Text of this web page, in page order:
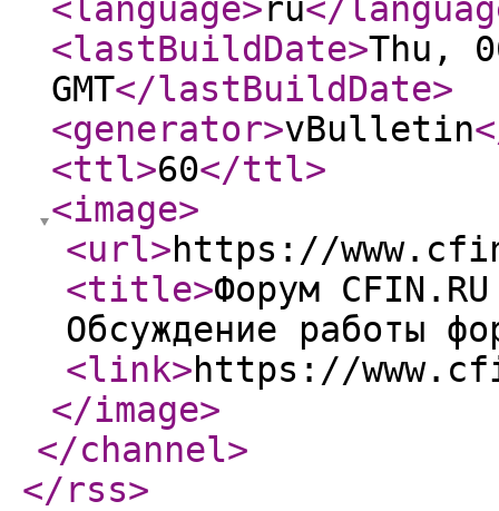
<language>ru</
<lastBuildDate>Thu,
GMT</lastBuildDate>
<generator>vBulletin
<ttl>60</ttl>
<image>
<url>https://
<title>Форум
Обсуждение работы
<link>https://
</image>
</channel>
</rss>